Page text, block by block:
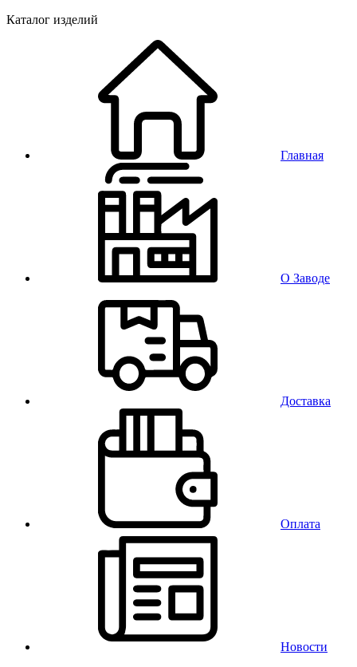
Каталог изделий
Главная
О Заводе
Доставка
Оплата
Новости